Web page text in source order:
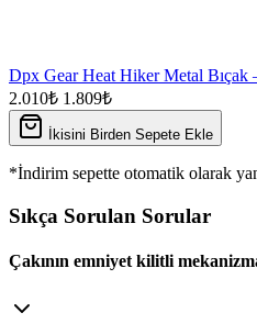
Dpx Gear Heat Hiker Metal Bıçak
2.010₺ 1.809₺
İkisini Birden Sepete Ekle
*İndirim sepette otomatik olarak
Sıkça Sorulan Sorular
Çakının emniyet kilitli